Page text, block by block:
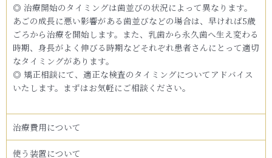
◎ 治療開始のタイミングは歯並びの状況によって異なります。
あごの成長に悪い影響がある歯並びなどの場合は、早ければ5歳
ごろから治療を開始します。また、乳歯から永久歯へ生え変わる
時期、身長がよく伸びる時期などそれぞれ患者さんにとって適切
なタイミングがあります。
◎ 矯正相談にて、適正な検査のタイミングについてアドバイス
いたします。まずはお気軽にご相談ください。
治療費用について
使う装置について